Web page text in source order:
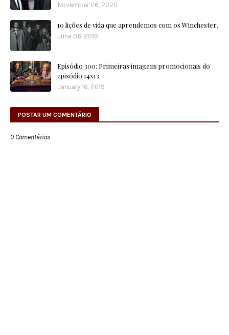
November 26, 2020
10 lições de vida que aprendemos com os Winchester.
June 06, 2019
Episódio 300: Primeiras imagens promocionais do
episódio 14x13.
January 16, 2019
POSTAR UM COMENTÁRIO
0 Comentários